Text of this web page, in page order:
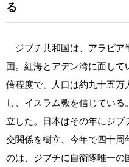
る
ジブチ共和国は、アラビア
国。紅海とアデン湾に面し
倍程度で、人口は約九十五
し、イスラム教を信じてい
立した。日本はその年にジ
交関係を樹立、今年で四十周
のは、ジブチに自衛隊唯一の